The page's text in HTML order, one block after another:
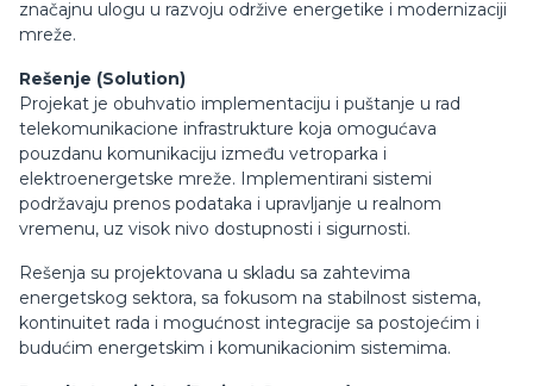
značajnu ulogu u razvoju održive energetike i modernizaciji
mreže.
Rešenje (Solution)
Projekat je obuhvatio implementaciju i puštanje u rad
telekomunikacione infrastrukture koja omogućava
pouzdanu komunikaciju između vetroparka i
elektroenergetske mreže. Implementirani sistemi
podržavaju prenos podataka i upravljanje u realnom
vremenu, uz visok nivo dostupnosti i sigurnosti.
Rešenja su projektovana u skladu sa zahtevima
energetskog sektora, sa fokusom na stabilnost sistema,
kontinuitet rada i mogućnost integracije sa postojećim i
budućim energetskim i komunikacionim sistemima.